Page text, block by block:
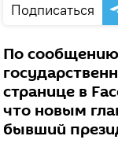
Подписаться
По сообщению
странице в
что новым
бывший